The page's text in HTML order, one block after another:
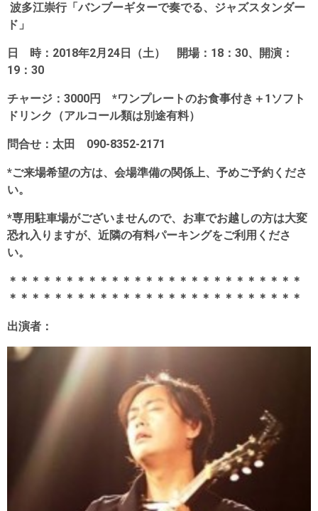
波多江崇行「バンブーギターで奏でる、ジャズスタンダー
ド」
日 時：2018年2月24日（土） 開場：18：30、開演：
19：30
チャージ：3000円 *ワンプレートのお食事付き＋1ソフト
ドリンク（アルコール類は別途有料）
問合せ：太田 090-8352-2171
*ご来場希望の方は、会場準備の関係上、予めご予約くださ
い。
*専用駐車場がございませんので、お車でお越しの方は大変
恐れ入りますが、近隣の有料パーキングをご利用くださ
い。
＊＊＊＊＊＊＊＊＊＊＊＊＊＊＊＊＊＊＊＊＊＊＊＊＊＊
＊＊＊＊＊＊＊＊＊＊＊＊＊＊＊＊＊＊＊＊＊＊＊＊＊＊
出演者：